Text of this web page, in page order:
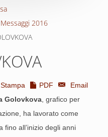
Messaggi 2016
Stampa PDF
Email
Golovkova , grafico per
ha lavorato come
fino all’inizio degli anni